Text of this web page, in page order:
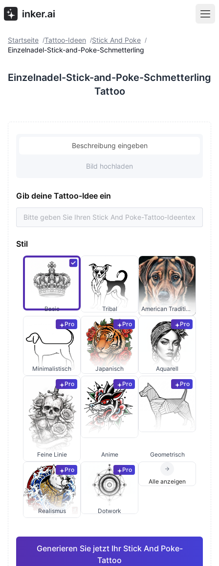
Startseite /Tattoo-Ideen /Stick And Poke /
Einzelnadel-Stick-and-Poke-Schmetterling
Einzelnadel-Stick-and-Poke-Schmetterling
Tattoo
Beschreibung eingeben
Bild hochladen
Gib deine Tattoo-Idee ein
Stil
Basic Tribal American Traditional
Pro
Minimalistisch
Pro
Japanisch
Pro
Aquarell
Pro
Feine Linie
Pro
Anime
Pro
Geometrisch
Pro
Realismus
Pro
Dotwork
Alle anzeigen
Generieren Sie jetzt Ihr Stick And Poke-
Tattoo